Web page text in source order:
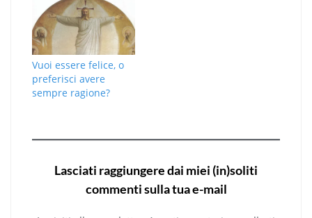
Vuoi essere felice, o
preferisci avere
sempre ragione?
Lasciati raggiungere dai miei (in)soliti
commenti sulla tua e-mail